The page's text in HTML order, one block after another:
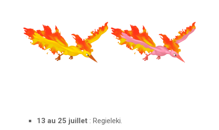
13 au 25 juillet : Regieleki.